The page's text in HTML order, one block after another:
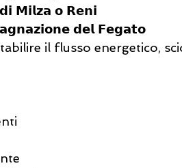
𝗠𝗶𝗹𝘇𝗮 𝗼 𝗥𝗲𝗻𝗶
𝗱𝗲𝗹 𝗙𝗲𝗴𝗮𝘁𝗼
il flusso energetico,